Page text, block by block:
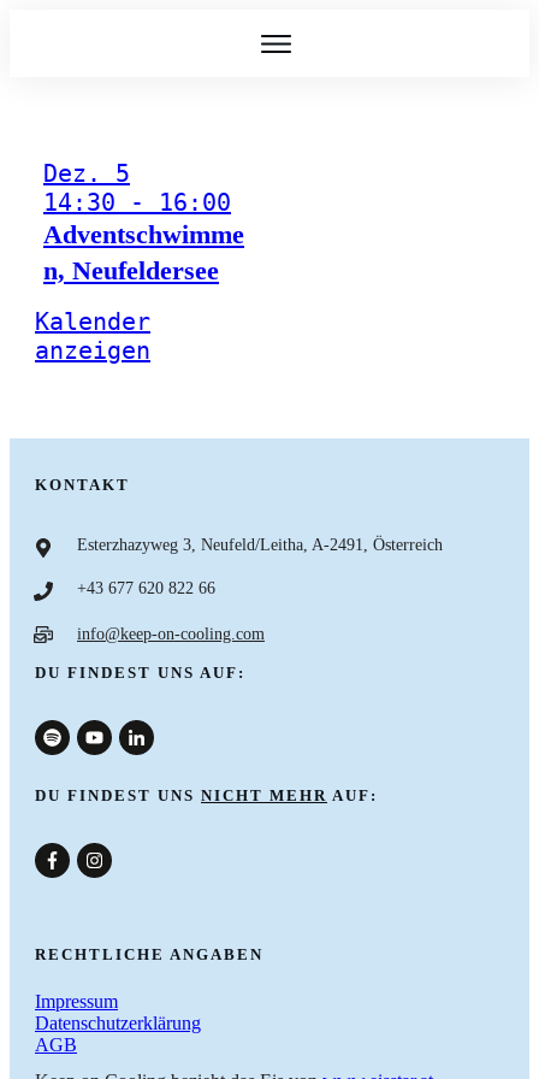
Dez. 5
14:30 - 16:00
Adventschwimme
n, Neufeldersee
Kalender
anzeigen
KONTAKT
Esterzhazyweg 3, Neufeld/Leitha, A-2491, Österreich
+43 677 620 822 66
info@keep-on-cooling.com
DU FINDEST UNS AUF:
DU FINDEST UNS NICHT MEHR AUF:
RECHTLICHE ANGABEN
Impressum
Datenschutzerklärung
AGB